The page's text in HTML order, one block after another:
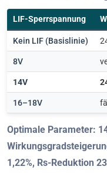
LIF-Sperrspannung
Kein LIF (Basislinie)
8V
14V
16–18V
Optimale Parameter:
1,22%, Rs-Reduktion